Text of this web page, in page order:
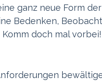
ganz neue Form
Bedenken,
doch mal vorbei!